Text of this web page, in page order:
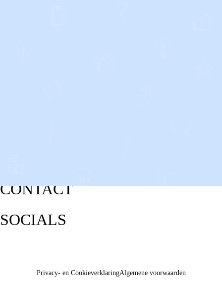
CONTACT
SOCIALS
Privacy- en CookieverklaringAlgemene voorwaarden